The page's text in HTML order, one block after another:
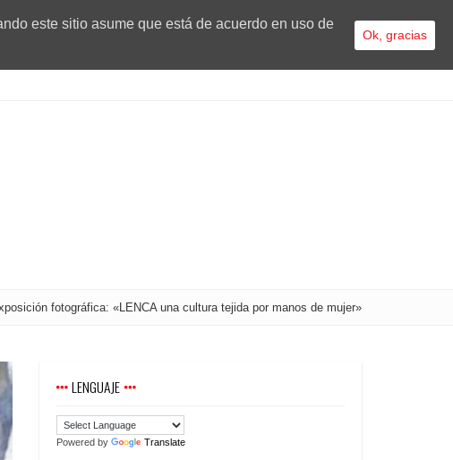
fotográfica: «LENCA una cultura tejida por manos de mujer»
LENGUAJE
Powered by Translate
este sitio asume que está de acuerdo en uso de
Ok, gracias